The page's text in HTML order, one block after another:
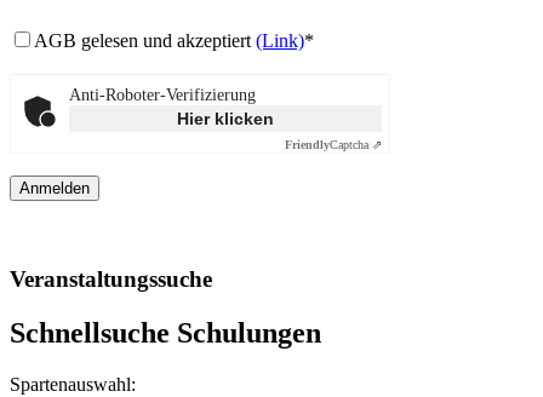
AGB gelesen und akzeptiert (Link)*
Anti-Roboter-Verifizierung
Hier klicken
FriendlyCaptcha ⇗
Veranstaltungssuche
Schnellsuche Schulungen
Spartenauswahl: